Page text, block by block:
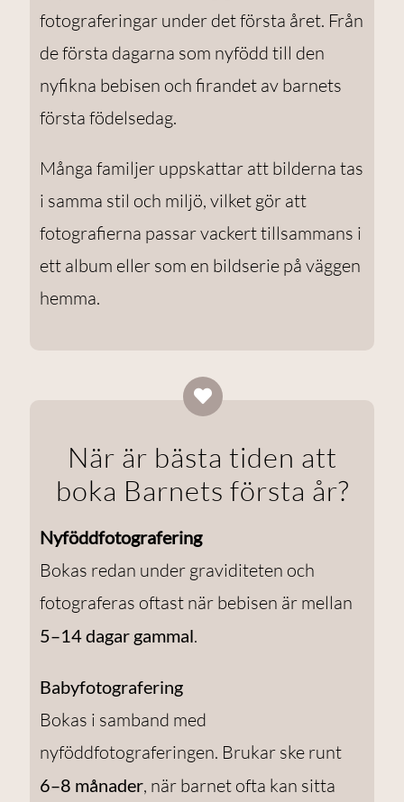
fotograferingar under det första året. Från
de första dagarna som nyfödd till den
nyfikna bebisen och firandet av barnets
första födelsedag.
Många familjer uppskattar att bilderna tas
i samma stil och miljö, vilket gör att
fotografierna passar vackert tillsammans i
ett album eller som en bildserie på väggen
hemma.
När är bästa tiden att
boka Barnets första år?
Nyföddfotografering
Bokas redan under graviditeten och
fotograferas oftast när bebisen är mellan
5–14 dagar gammal.
Babyfotografering
Bokas i samband med
nyföddfotograferingen. Brukar ske runt
6–8 månader, när barnet ofta kan sitta